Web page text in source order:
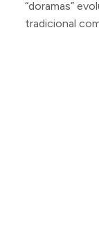
“doramas”
tradicional